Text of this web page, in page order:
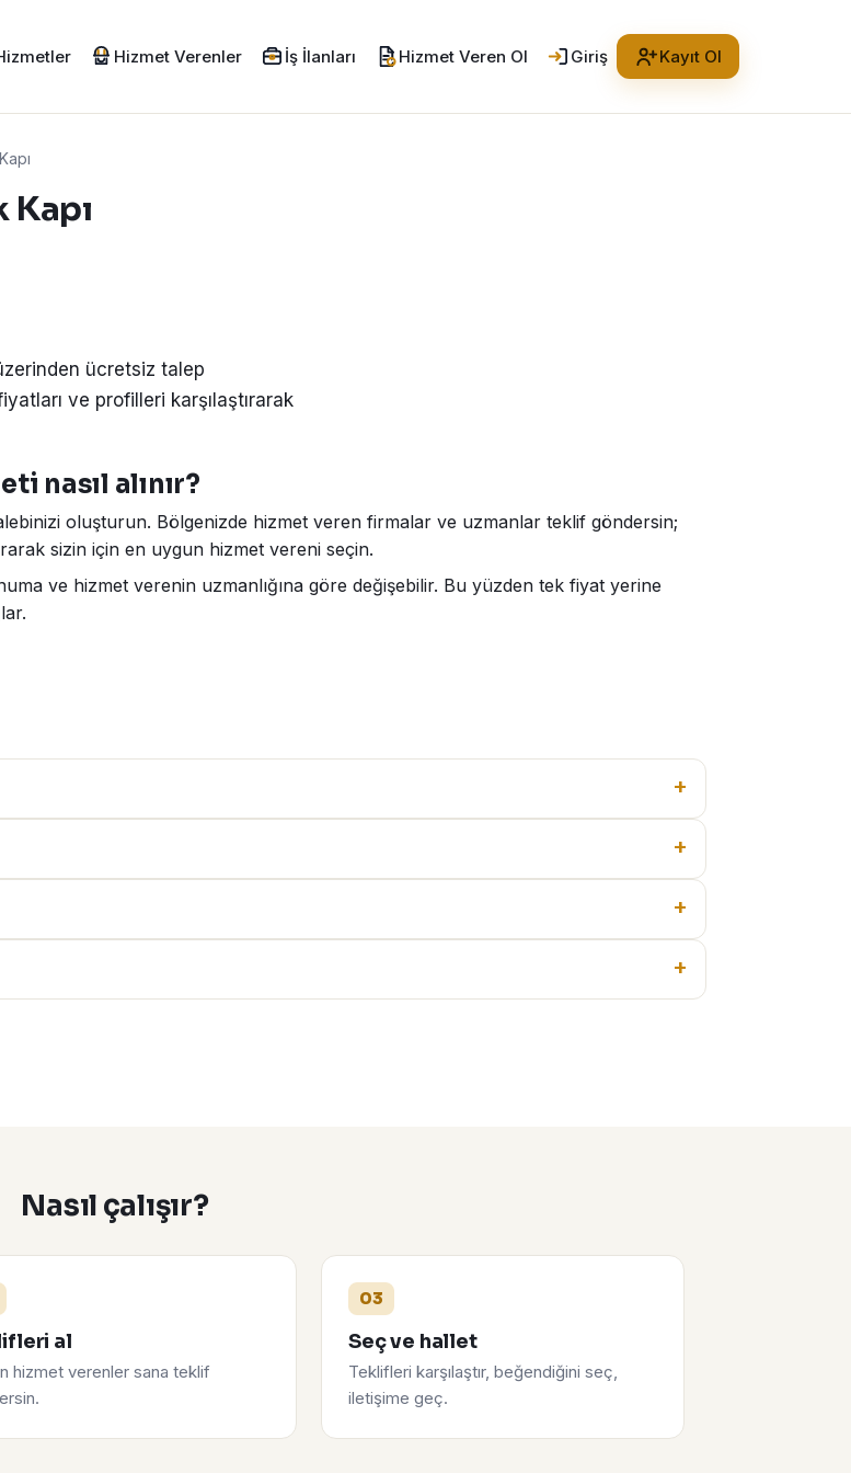
Hizmet Verenler İş İlanları Hizmet Veren Ol Giriş Kayıt Ol
Kapı
ücretsiz talep
ve profilleri karşılaştırarak
nasıl alınır?
oluşturun. Bölgenizde hizmet veren firmalar ve uzmanlar teklif göndersin;
sizin için en uygun hizmet vereni seçin.
ve hizmet verenin uzmanlığına göre değişebilir. Bu yüzden tek fiyat yerine
Nasıl çalışır?
al
hizmet verenler sana teklif
03
Seç ve hallet
Teklifleri karşılaştır, beğendiğini seç,
iletişime geç.